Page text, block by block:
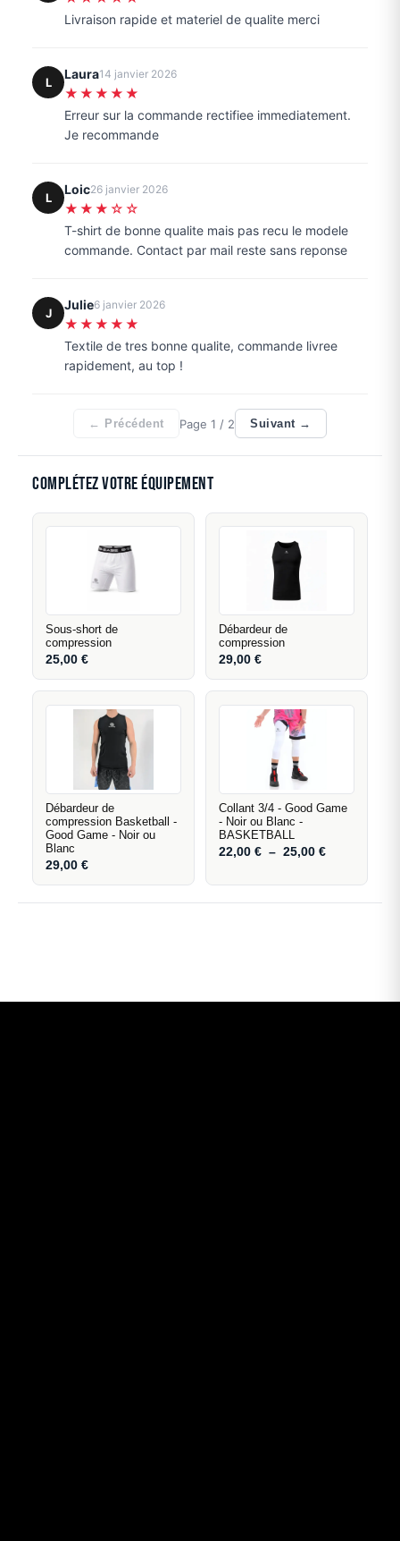
Livraison rapide et materiel de qualite merci
L
Laura14 janvier 2026
★★★★★
Erreur sur la commande rectifiee immediatement.
Je recommande
L
Loic26 janvier 2026
★★★☆☆
T-shirt de bonne qualite mais pas recu le modele
commande. Contact par mail reste sans reponse
J
Julie6 janvier 2026
★★★★★
Textile de tres bonne qualite, commande livree
rapidement, au top !
← Précédent Page1 / 2 Suivant →
Complétez votre équipement
Sous-short de
compression
25,00€
Débardeur de
compression
29,00€
Débardeur de
compression Basketball -
Good Game - Noir ou
Blanc
29,00€
Collant 3/4 - Good Game
- Noir ou Blanc -
BASKETBALL
22,00€ – 25,00€